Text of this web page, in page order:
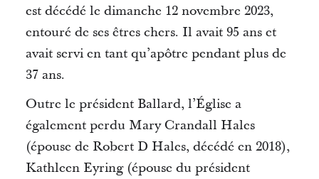
est décédé le dimanche 12 novembre 2023,
entouré de ses êtres chers. Il avait 95 ans et
avait servi en tant qu’apôtre pendant plus de
37 ans.
Outre le président Ballard, l’Église a
également perdu MaryCrandall Hales
(épouse de Robert D Hales, décédé en 2018),
Kathleen Eyring(épouse du président